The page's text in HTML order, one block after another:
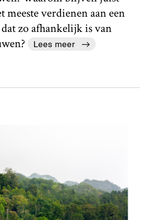
meeste verdienen aan een
dat zo afhankelijk is van
Lees meer